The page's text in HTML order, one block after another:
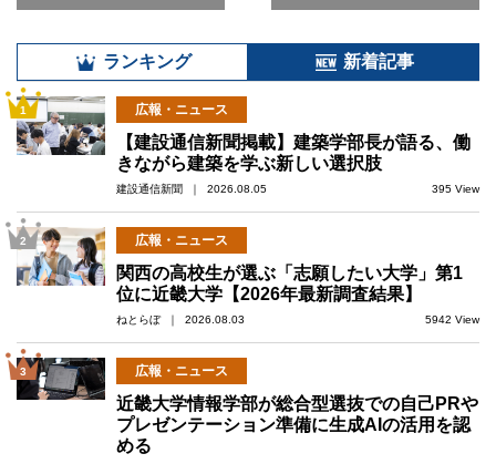
ランキング 新着記事
1 広報・ニュース
【建設通信新聞掲載】建築学部長が語る、働
きながら建築を学ぶ新しい選択肢
建設通信新聞 ｜ 2026.08.05 395 View
2 広報・ニュース
関西の高校生が選ぶ「志願したい大学」第1
位に近畿大学【2026年最新調査結果】
ねとらぼ ｜ 2026.08.03 5942 View
3 広報・ニュース
近畿大学情報学部が総合型選抜での自己PRや
プレゼンテーション準備に生成AIの活用を認
める